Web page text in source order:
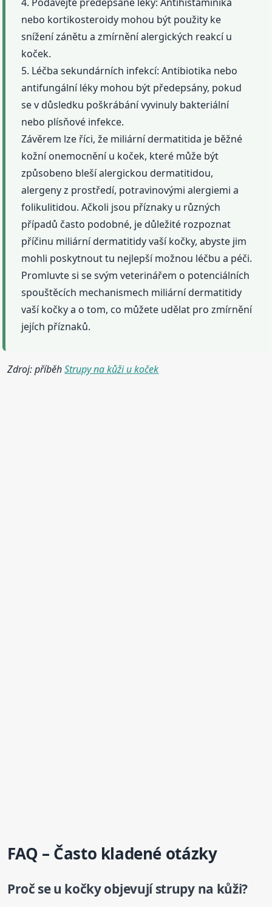
nebo kortikosteroidy mohou být použity ke
snížení zánětu a zmírnění alergických reakcí u
koček.
5. Léčba sekundárních infekcí: Antibiotika nebo
antifungální léky mohou být předepsány, pokud
se v důsledku poškrábání vyvinuly bakteriální
nebo plísňové infekce.
Závěrem lze říci, že miliární dermatitida je běžné
kožní onemocnění u koček, které může být
způsobeno bleší alergickou dermatitidou,
alergeny z prostředí, potravinovými alergiemi a
folikulitidou. Ačkoli jsou příznaky u různých
případů často podobné, je důležité rozpoznat
příčinu miliární dermatitidy vaší kočky, abyste jim
mohli poskytnout tu nejlepší možnou léčbu a péči.
Promluvte si se svým veterinářem o potenciálních
spouštěcích mechanismech miliární dermatitidy
vaší kočky a o tom, co můžete udělat pro zmírnění
jejích příznaků.
Zdroj: příběhStrupy na kůži u koček
FAQ – Často kladené otázky
Proč se u kočky objevujístrupyna kůži?